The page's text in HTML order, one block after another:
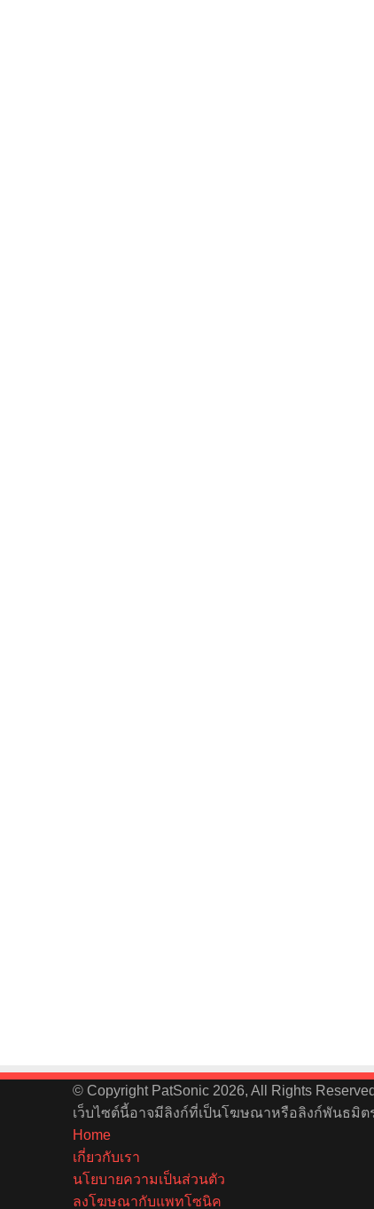
© Copyright PatSonic 2026, All Rights Reserved
เว็บไซต์นี้อาจมีลิงก์ที่เป็นโฆษณาหรือลิงก์พันธมิ
Home
เกี่ยวกับเรา
นโยบายความเป็นส่วนตัว
ลงโฆษณากับแพทโซนิค